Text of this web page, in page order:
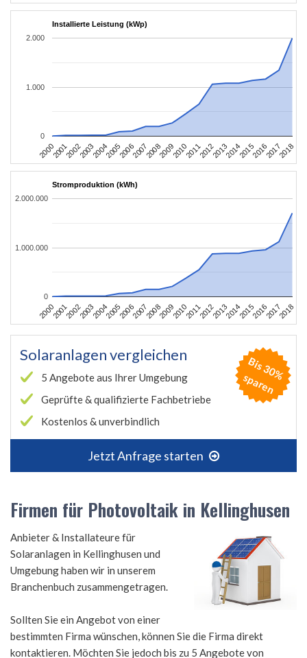
Installierte Leistung (kWp)
2000200120022003200420052006200720082009201020112012201320142015201620172018
0
1.000
2.000
Stromproduktion (kWh)
2000200120022003200420052006200720082009201020112012201320142015201620172018
0
1.000.000
2.000.000
Solaranlagen vergleichen
5 Angebote aus Ihrer Umgebung
Geprüfte & qualifizierte Fachbetriebe
Kostenlos & unverbindlich
Jetzt Anfrage starten
B
is
3
0
%
s
p
a
r
e
n
Firmen für Photovoltaik in Kellinghusen
Anbieter & Installateure für
Solaranlagen in Kellinghusen und
Umgebung haben wir in unserem
Branchenbuch zusammengetragen.
Sollten Sie ein Angebot von einer
bestimmten Firma wünschen, können Sie die Firma direkt
kontaktieren. Möchten Sie jedoch bis zu 5 Angebote von